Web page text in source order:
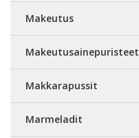
Makeutus
Makeutusainepuristeet
Makkarapussit
Marmeladit